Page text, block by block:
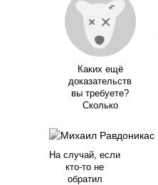
Каких ещё
доказательств
вы требуете?
Сколько
На случай, если
кто-то не
обратил